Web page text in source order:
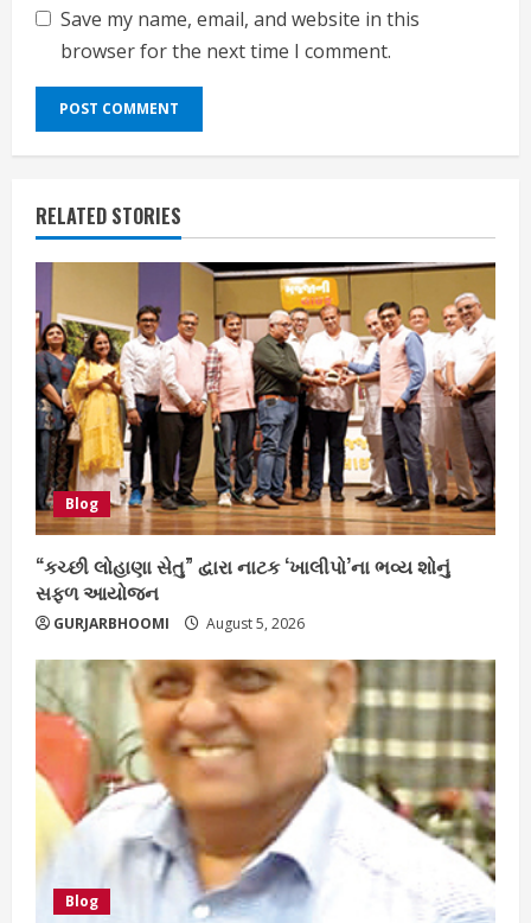
Save my name, email, and website in this
browser for the next time I comment.
RELATED STORIES
Blog
“કચ્છી લોહાણા સેતુ” દ્વારા નાટક ‘ખાલીપો’ના ભવ્ય શોનું
સફળ આયોજન
GURJARBHOOMI August 5, 2026
Blog